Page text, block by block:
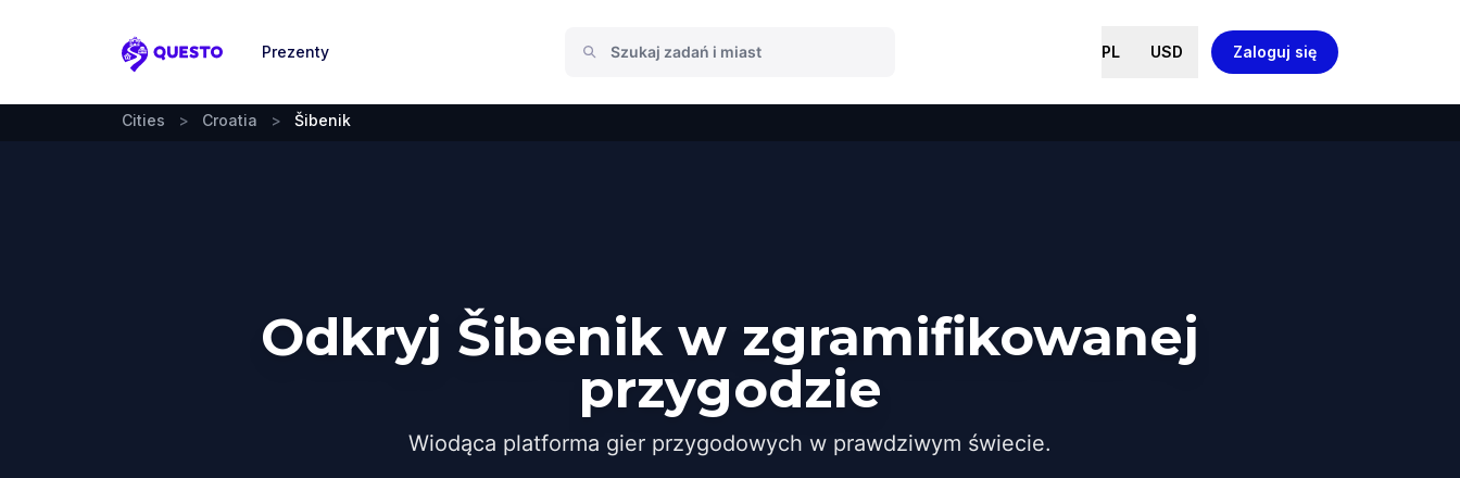
Questo
Prezenty PL USD Zaloguj się
Cities > Croatia > Šibenik
Odkryj Šibenik w zgramifikowanej
przygodzie
Wiodąca platforma gier przygodowych w prawdziwym świecie.